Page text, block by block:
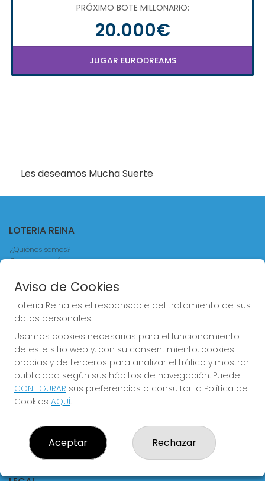
PRÓXIMO BOTE MILLONARIO:
20.000€
JUGAR EURODREAMS
Les deseamos Mucha Suerte
LOTERIA REINA
¿Quiénes somos?
Comprar lotería
Contacto
Empresas
Comprar en SELAE
Acceso
CONTACTO
ADMINISTRACION DE LOTERIAS Nº4 VALENCIA - Receptor
Oficial 83370
963550150
CALLE DE LA REINA, 171
Valencia, 46011
(Valencia) España
Aviso de Cookies
Loteria Reina es el responsable del tratamiento de sus
datos personales.
Usamos cookies necesarias para el funcionamiento
de este sitio web y, con su consentimiento, cookies
propias y de terceros para analizar el tráfico y mostrar
publicidad según sus hábitos de navegación. Puede
CONFIGURAR sus preferencias o consultar la Política de
Cookies AQUÍ.
Aceptar Rechazar